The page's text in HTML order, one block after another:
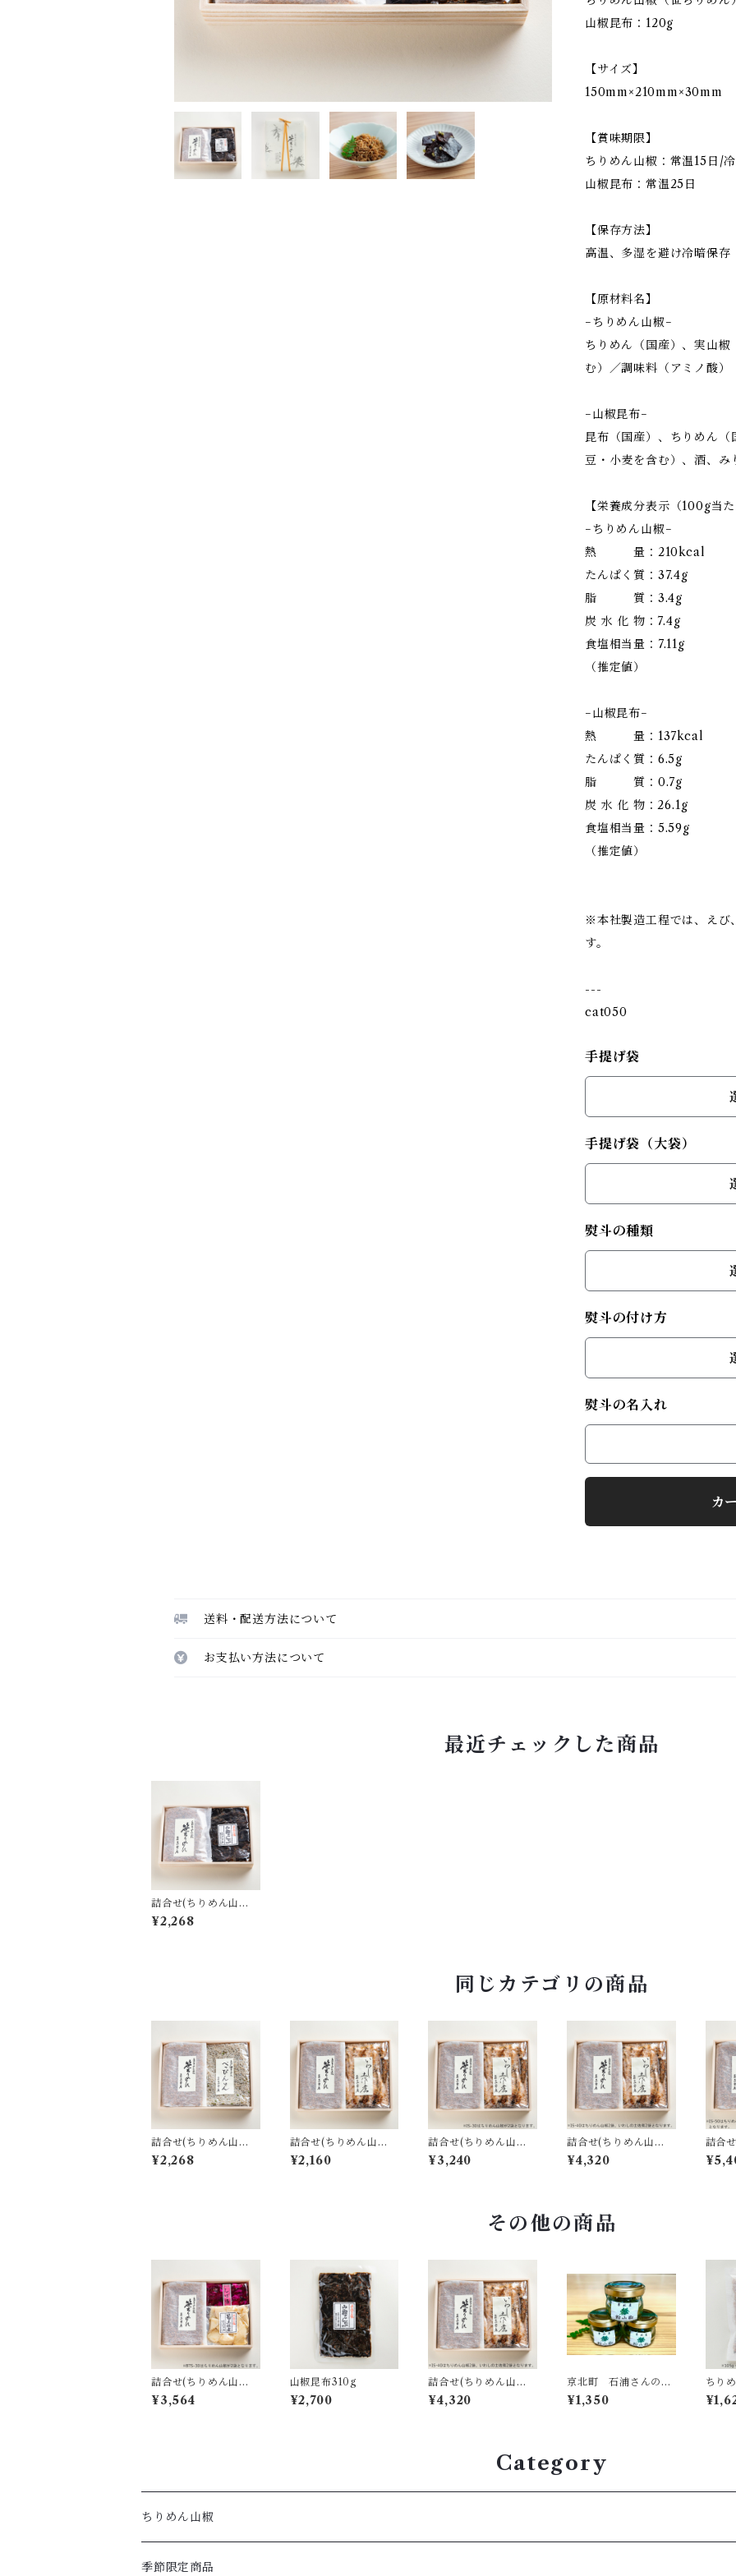
山椒昆布：120g
【サイズ】
150mm×210mm×30mm
【賞味期限】
ちりめん山椒：常温15日/
山椒昆布：常温25日
【保存方法】
高温、多湿を避け冷暗保存
【原材料名】
−ちりめん山椒−
ちりめん（国産）、実山
む）／調味料（アミノ酸）
−山椒昆布−
昆布（国産）、ちりめん
豆・小麦を含む）、酒、み
【栄養成分表示（100g当た
−ちりめん山椒−
熱 量：210kcal
たんぱく質：37.4g
脂 質：3.4g
炭 水 化 物：7.4g
食塩相当量：7.11g
（推定値）
−山椒昆布−
熱 量：137kcal
たんぱく質：6.5g
脂 質：0.7g
炭 水 化 物：26.1g
食塩相当量：5.59g
（推定値）
※本社製造工程では、えび
す。
---
cat050
手提げ袋
手提げ袋（大袋）
熨斗の種類
熨斗の付け方
熨斗の名入れ
カ
送料・配送方法について
お支払い方法について
最近チェックした商品
詰合せ(ちりめん山
椒・山椒昆布｜SK-2
0)
¥2,268
同じカテゴリの商品
詰合せ(ちりめん山
椒・白ちりめん｜SS-2
0)
¥2,268
詰合せ(ちりめん山
椒・いわし土佐煮｜IS
-20)
¥2,160
詰合せ(ちりめん山
椒・いわし土佐煮｜IS
-30)
¥3,240
詰合せ(ちりめん山
椒・いわし土佐煮｜IS
-40)
¥4,320
詰合
椒・
-50)
その他の商品
詰合せ(ちりめん山
椒・筍土佐煮・しば漬
｜BTS-30)
¥3,564
山椒昆布310g
¥2,700
詰合せ(ちりめん山
椒・いわし土佐煮｜IS
-40)
¥4,320
京北町 石浦さんの粉
山椒（数量限定）
¥1,350
ちり
めん
Category
ちりめん山椒
季節限定商品